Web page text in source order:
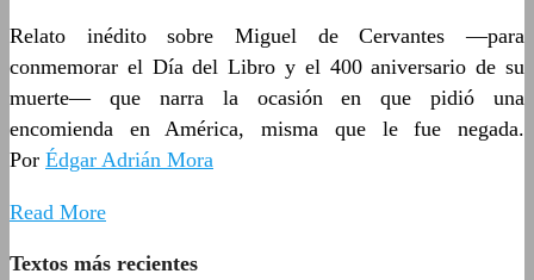
Relato inédito sobre Miguel de Cervantes ―para
conmemorar el Día del Libro y el 400 aniversario de su
muerte― que narra la ocasión en que pidió una
encomienda en América, misma que le fue negada.
Por Édgar Adrián Mora
Read More
Textos más recientes